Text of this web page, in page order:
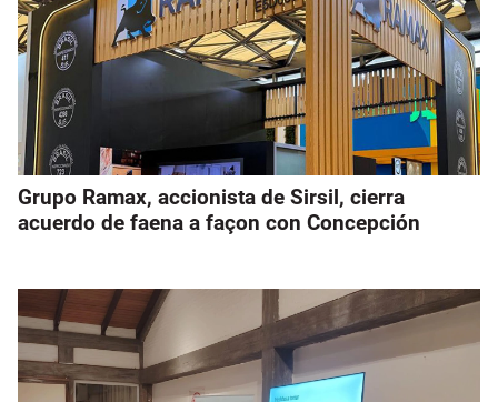
Grupo Ramax, accionista de Sirsil, cierra
acuerdo de faena a façon con Concepción